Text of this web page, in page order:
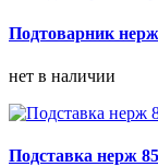
Подтоварник нерж
нет в наличии
Подставка нерж